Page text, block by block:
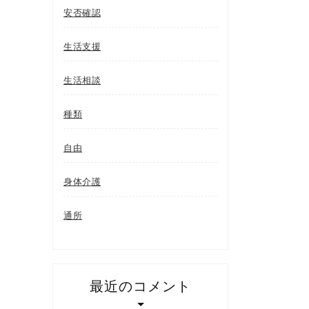
安否確認
生活支援
生活相談
種類
自由
身体介護
通所
最近のコメント